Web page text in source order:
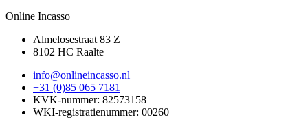
Online Incasso
Almelosestraat 83 Z
8102 HC Raalte
info@onlineincasso.nl
+31 (0)85 065 7181
KVK-nummer: 82573158
WKI-registratienummer: 00260